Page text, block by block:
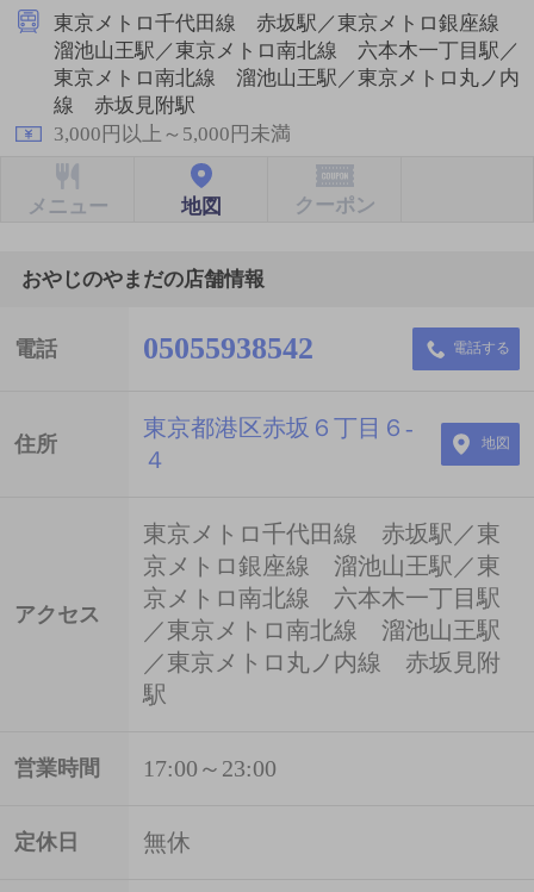
東京メトロ千代田線 赤坂駅／東京メトロ銀座線
溜池山王駅／東京メトロ南北線 六本木一丁目駅／
東京メトロ南北線 溜池山王駅／東京メトロ丸ノ内
線 赤坂見附駅
3,000円以上～5,000円未満
メニュー 地図 クーポン
おやじのやまだの店舗情報
電話 05055938542 電話する
住所
東京都港区赤坂６丁目６-
４
地図
アクセス
東京メトロ千代田線 赤坂駅／東
京メトロ銀座線 溜池山王駅／東
京メトロ南北線 六本木一丁目駅
／東京メトロ南北線 溜池山王駅
／東京メトロ丸ノ内線 赤坂見附
駅
営業時間 17:00～23:00
定休日 無休